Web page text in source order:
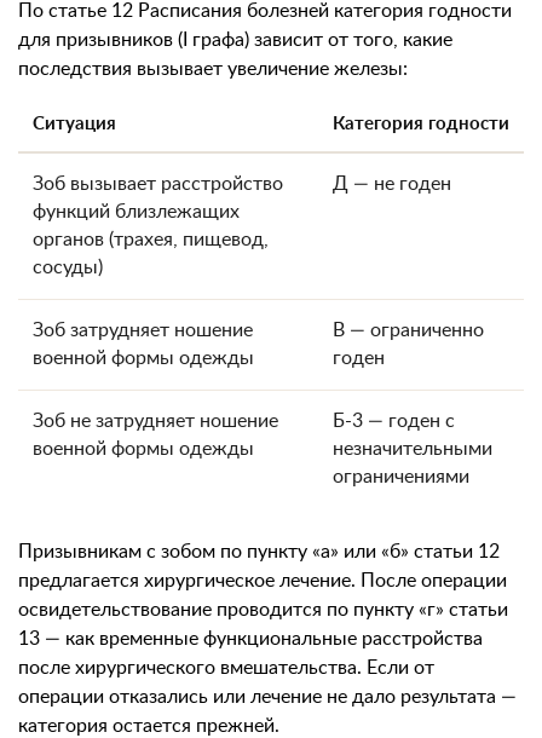
По статье 12 Расписания болезней категория годности
для призывников (I графа) зависит от того, какие
последствия вызывает увеличение железы:
Ситуация Категория годности
Зоб вызывает расстройство
функций близлежащих
органов (трахея, пищевод,
сосуды)
Д — не годен
Зоб затрудняет ношение
военной формы одежды
В — ограниченно
годен
Зоб не затрудняет ношение
военной формы одежды
Б-3 — годен с
незначительными
ограничениями
Призывникам с зобом по пункту «а» или «б» статьи 12
предлагается хирургическое лечение. После операции
освидетельствование проводится по пункту «г» статьи
13 — как временные функциональные расстройства
после хирургического вмешательства. Если от
операции отказались или лечение не дало результата —
категория остается прежней.